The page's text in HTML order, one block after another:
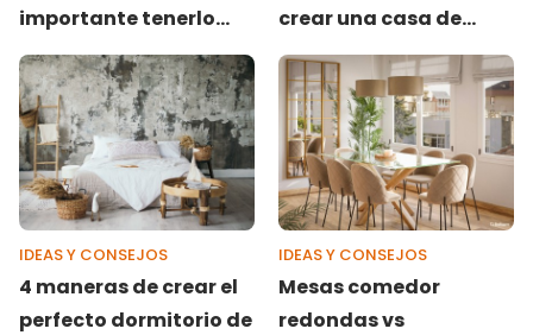
importante tenerlo
bajo control)
crear una casa de
revista (que tú
también puedes
aplicar)
IDEAS Y CONSEJOS
4 maneras de crear el
perfecto dormitorio de
IDEAS Y CONSEJOS
Mesas comedor
redondas vs